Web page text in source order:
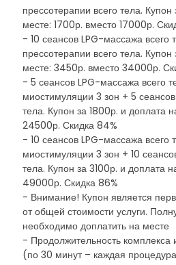
прессотерапии всего тела.
месте: 1700р. вместо 17000р.
- 10 сеансов LPG-массажа всего
прессотерапии всего тела.
месте: 3450р. вместо 34000р.
- 5 сеансов LPG-массажа всего
миостимуляции 3 зон + 5
тела. Купон за 1800р. и доплата
24500р. Скидка 84%
- 10 сеансов LPG-массажа всего
миостимуляции 3 зон + 10
тела. Купон за 3100р. и доплата
49000р. Скидка 86%
- Внимание! Купон является
от общей стоимости услуги.
необходимо доплатить на месте
- Продолжительность комплекса
(по 30 минут – каждая